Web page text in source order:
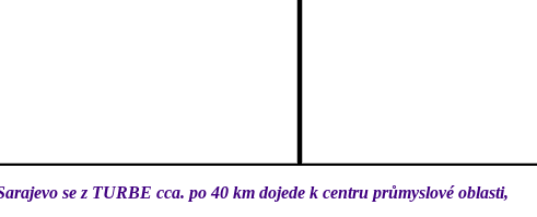
se z TURBE cca. po 40 km dojede k centru průmyslové oblasti,